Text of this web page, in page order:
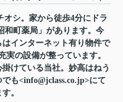
オシ。家から徒歩4分にドラ
和町薬局」があります。今
インターネット有り物件で
実の設備が整っています。
けている当社。妙高はねう
も<info@jclass.co.jp>にて
。